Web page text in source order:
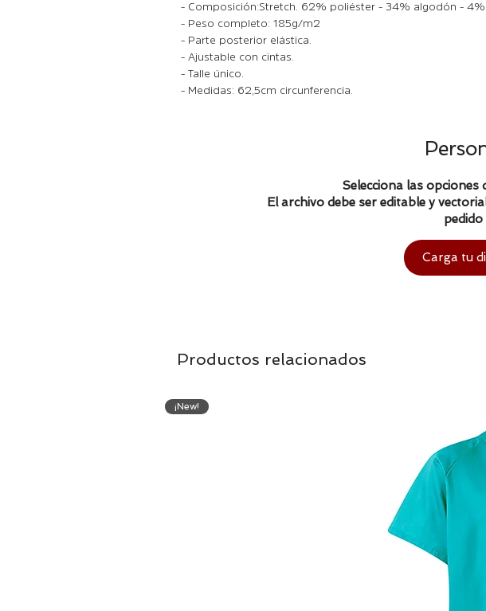
- Composición: Stretch. 62% poliéster - 34% algodón -
- Peso completo: 185 g/m2
- Parte posterior elástica.
- Ajustable con cintas.
- Talle único.
- Medidas: 62,5cm circunferencia.
Selecciona las
El archivo debe ser editable y
Carga tu
Productos relacionados
¡New!